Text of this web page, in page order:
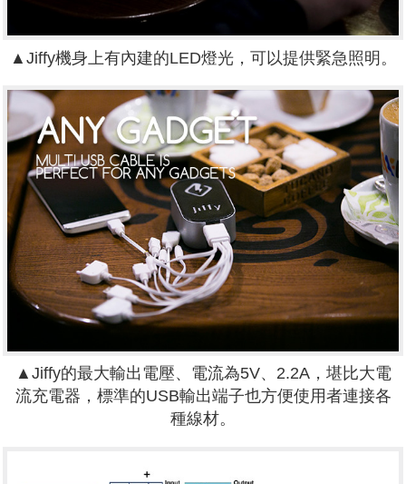
▲Jiffy機身上有內建的LED燈光，可以提供緊急照明。
▲Jiffy的最大輸出電壓、電流為5V、2.2A，堪比大電
流充電器，標準的USB輸出端子也方便使用者連接各
種線材。